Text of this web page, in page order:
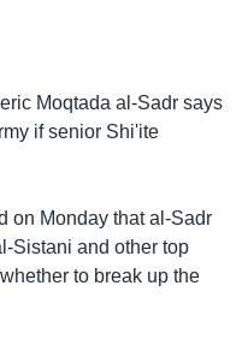
Moqtada al-Sadr says
if senior Shi'ite
on Monday that al-Sadr
Sistani and other top
to break up the